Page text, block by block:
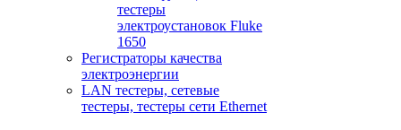
тестеры
электроустановок Fluke
1650
Регистраторы качества
электроэнергии
LAN тестеры, сетевые
тестеры, тестеры сети Ethernet